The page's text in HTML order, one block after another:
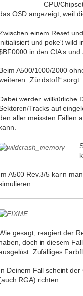
CPU/
OSD angezeigt, weil
einem Reset
initialisiert und poke't wild
in den CIA's und
Beim A500/1000/2000
„Zündstoff“ sorgt.
Dabei werden willkürliche
Tracks auf
aller meissten Fällen
kann.
Im A500 Rev.3/5 kann
gesagt, reagiert der
haben, doch in diesem
Zufälliges
In Deinem Fall scheint
(auch RGA) richten.